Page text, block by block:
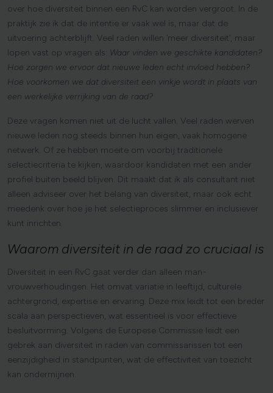
over hoe diversiteit binnen een RvC kan worden vergroot. In de
praktijk zie ik dat de intentie er vaak wel is, maar dat de
uitvoering achterblijft. Veel raden willen ‘meer diversiteit’, maar
lopen vast op vragen als: Waar vinden we geschikte kandidaten?
Hoe zorgen we ervoor dat nieuwe leden echt invloed hebben?
Hoe voorkomen we dat diversiteit een vinkje wordt in plaats van
een werkelijke verrijking van de raad?
Deze vragen komen niet uit de lucht vallen. Veel raden werven
nieuwe leden nog steeds binnen hun eigen, vaak homogene
netwerk. Of ze hebben moeite om voorbij traditionele
selectiecriteria te kijken, waardoor kandidaten met een ander
profiel buiten beeld blijven. Dit maakt dat ik als consultant niet
alleen adviseer over het belang van diversiteit, maar ook echt
meedenk over hoe je het selectieproces slimmer en inclusiever
kunt inrichten.
Waarom diversiteit in de raad zo cruciaal is
Diversiteit in een RvC gaat verder dan alleen man-
vrouwverhoudingen. Het omvat variatie in leeftijd, culturele
achtergrond, expertise en ervaring. Deze mix leidt tot een breder
scala aan perspectieven, wat essentieel is voor effectieve
besluitvorming. Volgens de Europese Commissie leidt een
gebrek aan diversiteit in raden van commissarissen tot een
eenzijdigheid in standpunten, wat de effectiviteit van toezicht
kan ondermijnen.